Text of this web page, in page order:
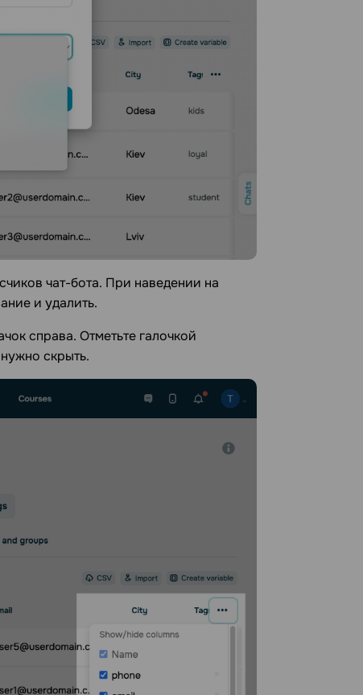
чат-бота. При наведении на
и удалить.
справа. Отметьте галочкой
скрыть.